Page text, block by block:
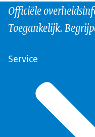
Officiële
Toegankelijk.
Service